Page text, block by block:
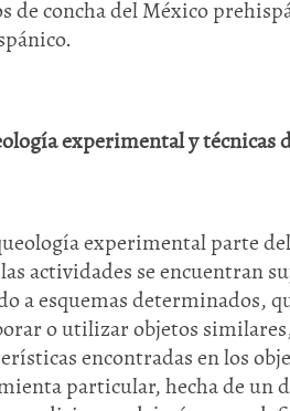
de concha del México
experimental y técnicas
experimental parte
actividades se encuentran
a esquemas determinados,
o utilizar objetos
encontradas en los
particular, hecha de un